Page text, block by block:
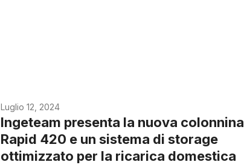
Luglio 12, 2024
Ingeteam presenta la nuova colonnina
Rapid 420 e un sistema di storage
ottimizzato per la ricarica domestica